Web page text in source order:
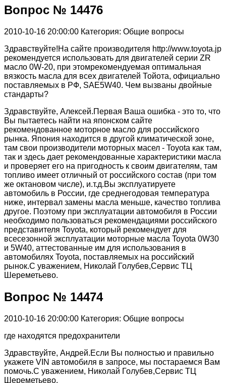
Вопрос № 14476
2010-10-16 20:00:00 Категория: Общие вопросы
Здравствуйте!На сайте производителя http://www.toyota.jp
рекомендуется использовать для двигателей серии ZR
масло 0W-20, при этомрекомендуемая оптимальная
вязкость масла для всех двигателей Тойота, официально
поставляемых в РФ, SAE5W40. Чем вызваны двойные
стандарты?
Здравствуйте, Алексей.Первая Ваша ошибка - это то, что
Вы пытаетесь найти на японском сайте
рекомендованное моторное масло для российского
рынка. Япония находится в другой климатической зоне,
там свои производители моторных масел - Toyota как там,
так и здесь дает рекомендованные характеристики масла
и проверяет его на пригодность к своим двигателям, там
топливо имеет отличный от российского состав (при том
же октановом числе), и.т.д.Вы эксплуатируете
автомобиль в России, где среднегодовая температура
ниже, интервал замены масла меньше, качество топлива
другое. Поэтому при эксплуатации автомобиля в России
необходимо пользоваться рекомендациями российского
представителя Toyota, который рекомендует для
всесезонной эксплуатации моторные масла Toyota 0W30
и 5W40, аттестованные им для использования в
автомобилях Toyota, поставляемых на российский
рынок.С уважением, Николай Голубев,Сервис ТЦ
Шереметьево.
Вопрос № 14474
2010-10-16 20:00:00 Категория: Общие вопросы
где находятся предохранители
Здравствуйте, Андрей.Если Вы полностью и правильно
укажете VIN автомобиля в запросе, мы постараемся Вам
помочь.С уважением, Николай Голубев,Сервис ТЦ
Шереметьево.